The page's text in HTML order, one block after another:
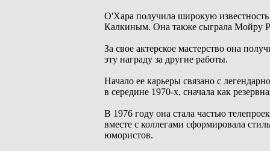
О'Хара получила широкую
Калкиным. Она также сыграла Мойру
За свое актерское мастерство она
эту награду за другие работы.
Начало ее карьеры связано с
в середине 1970-х, сначала как
В 1976 году она стала частью
вместе с коллегами сформировала
юмористов.